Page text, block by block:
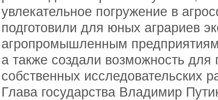
увлекательное погружение в
подготовили для юных аграриев
агропромышленным
а также создали возможность
собственных исследовательских
Глава государства Владимир